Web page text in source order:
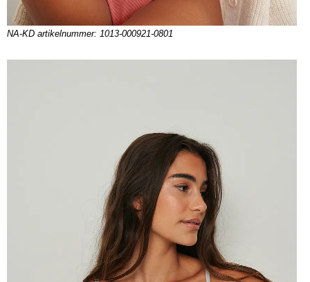
NA-KD artikelnummer: 1013-000921-0801